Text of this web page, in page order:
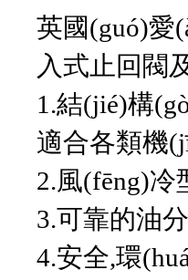
英國(guó)愛
入式止回閥
1.結(jié)構
適合各類機
2.風(fēng)冷
3.可靠的油
4.安全,環